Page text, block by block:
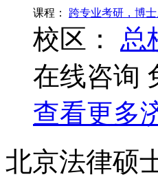
课程： 跨专业考研，博
校区：
总
在线咨询
查看更多
北京法律硕